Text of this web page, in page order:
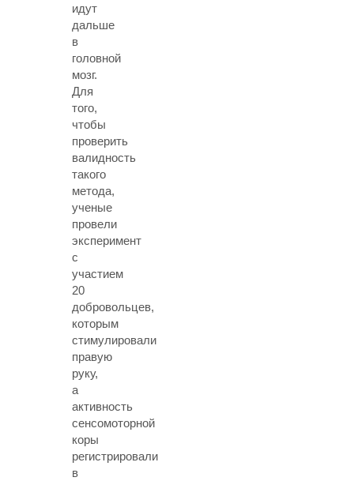
идут
дальше
в
головной
мозг.
Для
того,
чтобы
проверить
валидность
такого
метода,
ученые
провели
эксперимент
с
участием
20
добровольцев,
которым
стимулировали
правую
руку,
а
активность
сенсомоторной
коры
регистрировали
в